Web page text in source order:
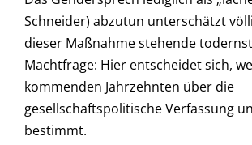
Schneider) abzutun unterschätzt
dieser Maßnahme stehende
Machtfrage: Hier entscheidet sich,
kommenden Jahrzehnten über die
gesellschaftspolitische Verfassung
bestimmt.